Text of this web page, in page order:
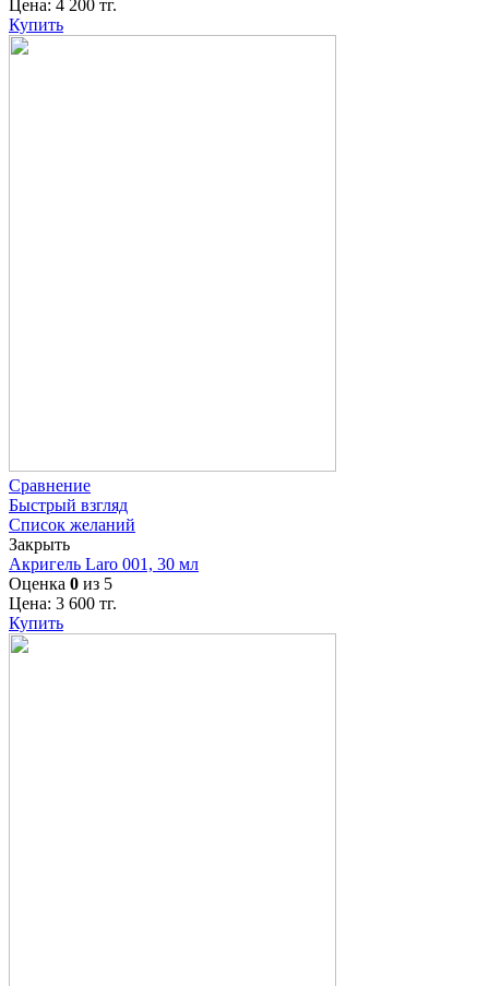
Цена: 4 200 тг.
Купить
Сравнение
Быстрый взгляд
Список желаний
Закрыть
Акригель Laro 001, 30 мл
Оценка 0 из 5
Цена: 3 600 тг.
Купить